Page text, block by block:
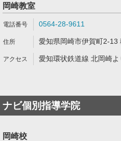
岡崎教室
0564-28-9611
愛知県岡崎市伊賀町2-13
愛知環状鉄道線 北岡崎
ナビ個別指導学院
岡崎校